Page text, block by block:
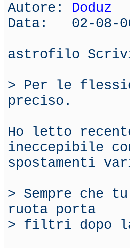
Autore: Doduz
Data: 02-08-
astrofilo
> Per le
preciso.
Ho letto
ineccepibile
spostamenti
> Sempre che
ruota porta
> filtri dopo la